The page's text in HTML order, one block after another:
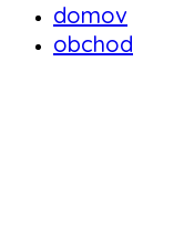
domov
obchod